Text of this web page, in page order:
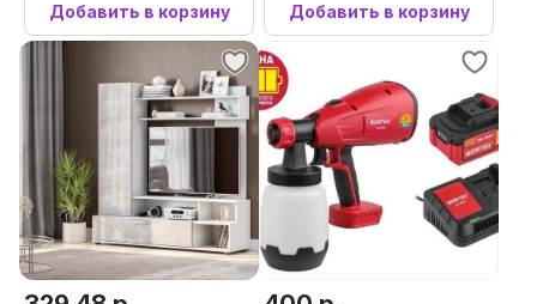
Добавить в корзину Добавить в корзину